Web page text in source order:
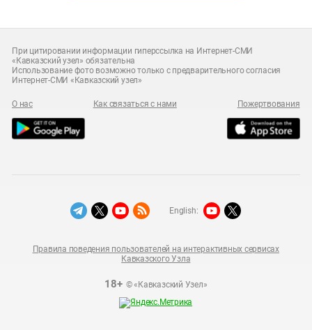
При цитировании информации гиперссылка на Интернет-СМИ
«Кавказский узел» обязательна
Использование фото возможно только с предварительного согласия
Интернет-СМИ «Кавказский узел»
О нас Как связаться с нами Пожертвования
18+© «Кавказский Узел»
Правила поведения пользователей на интерактивных сервисах
Кавказского Узла
English: